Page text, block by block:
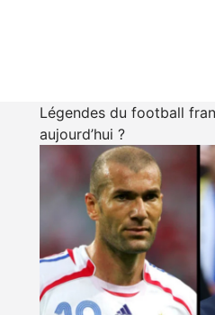
Légendes du football
aujourd’hui ?